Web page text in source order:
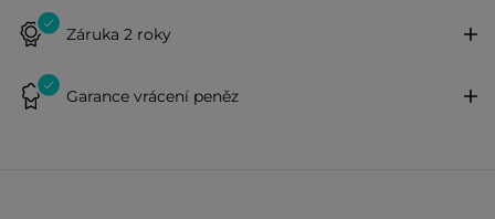
Záruka 2 roky
Garance vrácení peněz